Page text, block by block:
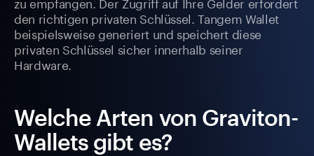
den richtigen privaten Schlüssel. Tangem Wallet
beispielsweise generiert und speichert diese
privaten Schlüssel sicher innerhalb seiner
Hardware.
Welche Arten von Graviton-
Wallets gibt es?